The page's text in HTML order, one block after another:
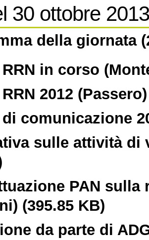
30 ottobre
della giornata
in corso
2012 (Passero)
comunicazione
sulle attività di
PAN
(395.85 KB)
da parte di